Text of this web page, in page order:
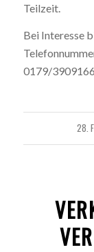
Teilzeit.
Bei Interesse
0179/3909166
28.